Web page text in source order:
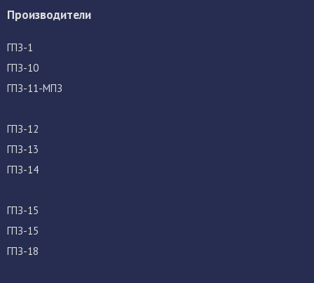
Производители
ГПЗ-1
ГПЗ-10
ГПЗ-11-МПЗ
ГПЗ-12
ГПЗ-13
ГПЗ-14
ГПЗ-15
ГПЗ-15
ГПЗ-18